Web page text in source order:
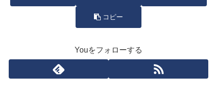
コピー
Youをフォローする